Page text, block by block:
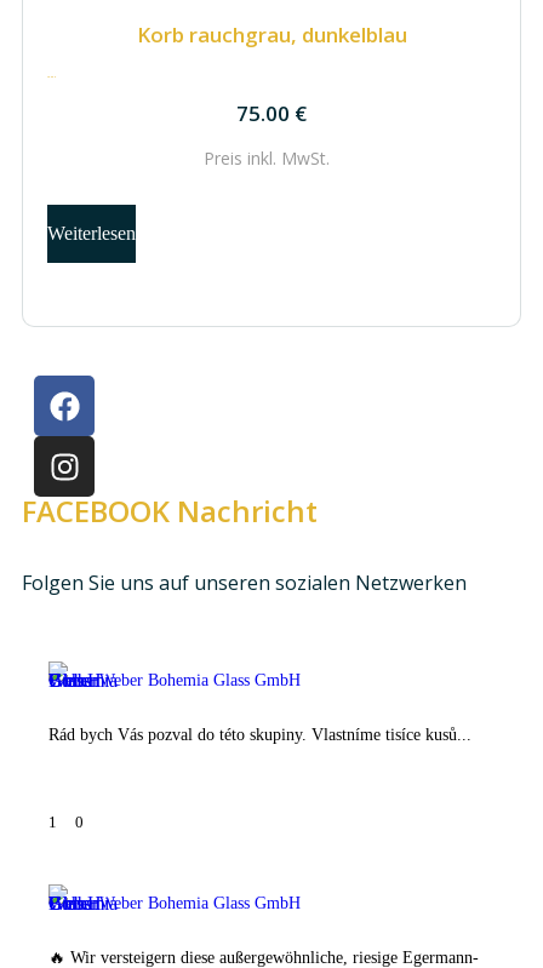
Korb rauchgrau, dunkelblau
75.00 €
75.00 €
Preis inkl. MwSt.
Weiterlesen
FACEBOOK Nachricht
Folgen Sie uns auf unseren sozialen Netzwerken
Weber Bohemia Glass GmbH
Rád bych Vás pozval do této skupiny. Vlastníme tisíce kusů...
1 0
Weber Bohemia Glass GmbH
🔥 Wir versteigern diese außergewöhnliche, riesige Egermann-